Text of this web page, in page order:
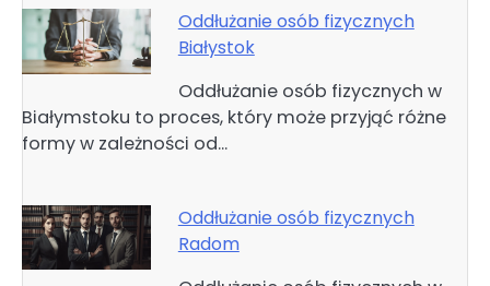
Oddłużanie osób fizycznych
Białystok
Oddłużanie osób fizycznych w
Białymstoku to proces, który może przyjąć różne
formy w zależności od…
Oddłużanie osób fizycznych
Radom